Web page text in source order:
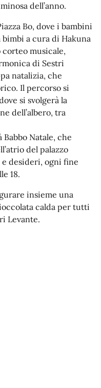
dell’anno.
Bo, dove i bambini
a cura di Hakuna
musicale,
di Sestri
natalizia, che
Il percorso si
si svolgerà la
dell’albero, tra
Natale, che
del palazzo
desideri, ogni fine
18.
insieme una
calda per tutti
Levante.